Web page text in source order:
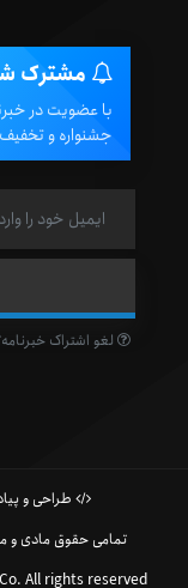
مشترک
با عضویت در
جشنواره و
لغو اشتراک
طراحی و
تمامی حقوق مادی و
All rights reserved